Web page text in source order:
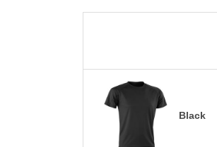
Black